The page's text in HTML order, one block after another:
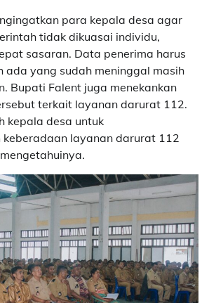
para kepala desa agar
tidak dikuasai individu,
sasaran. Data penerima harus
ada yang sudah meninggal masih
Bupati Falent juga menekankan
terkait layanan darurat 112.
kepala desa untuk
keberadaan layanan darurat 112